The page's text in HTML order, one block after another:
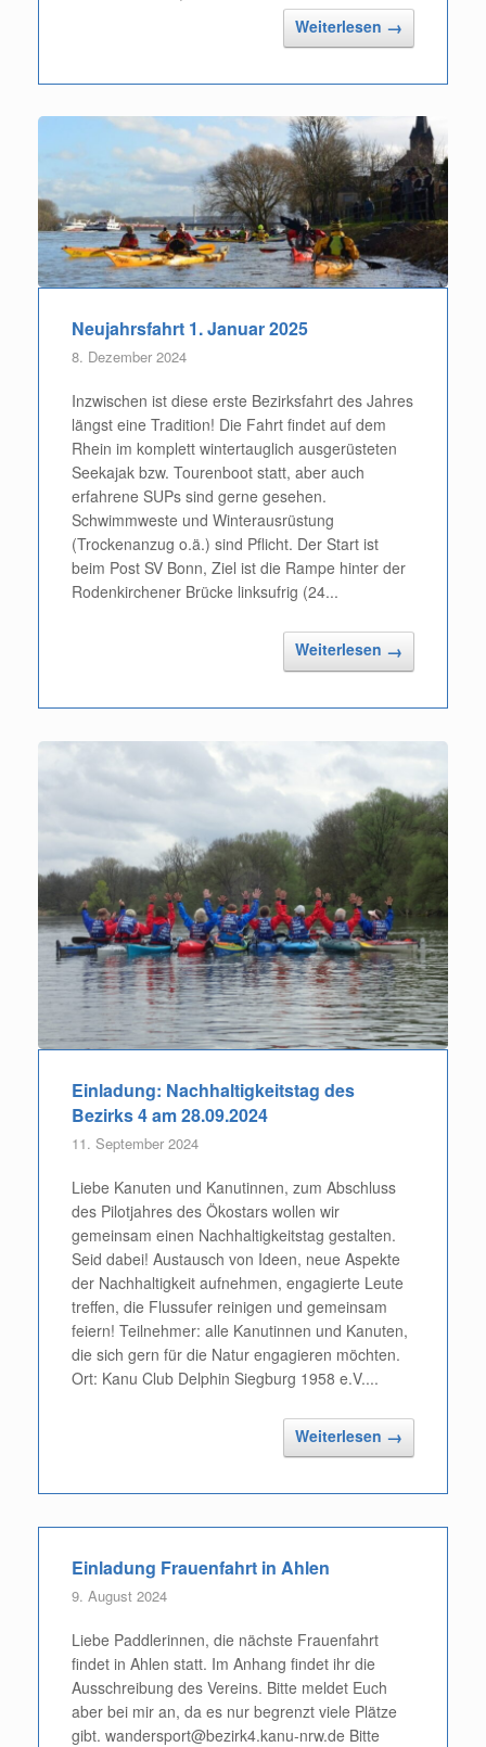
Weiterlesen →
Neujahrsfahrt 1. Januar 2025
8. Dezember 2024
Inzwischen ist diese erste Bezirksfahrt des Jahres
längst eine Tradition! Die Fahrt findet auf dem
Rhein im komplett wintertauglich ausgerüsteten
Seekajak bzw. Tourenboot statt, aber auch
erfahrene SUPs sind gerne gesehen.
Schwimmweste und Winterausrüstung
(Trockenanzug o.ä.) sind Pflicht. Der Start ist
beim Post SV Bonn, Ziel ist die Rampe hinter der
Rodenkirchener Brücke linksufrig (24...
Weiterlesen →
Einladung: Nachhaltigkeitstag des
Bezirks 4 am 28.09.2024
11. September 2024
Liebe Kanuten und Kanutinnen, zum Abschluss
des Pilotjahres des Ökostars wollen wir
gemeinsam einen Nachhaltigkeitstag gestalten.
Seid dabei! Austausch von Ideen, neue Aspekte
der Nachhaltigkeit aufnehmen, engagierte Leute
treffen, die Flussufer reinigen und gemeinsam
feiern! Teilnehmer: alle Kanutinnen und Kanuten,
die sich gern für die Natur engagieren möchten.
Ort: Kanu Club Delphin Siegburg 1958 e.V....
Weiterlesen →
Einladung Frauenfahrt in Ahlen
9. August 2024
Liebe Paddlerinnen, die nächste Frauenfahrt
findet in Ahlen statt. Im Anhang findet ihr die
Ausschreibung des Vereins. Bitte meldet Euch
aber bei mir an, da es nur begrenzt viele Plätze
gibt. wandersport@bezirk4.kanu-nrw.de Bitte